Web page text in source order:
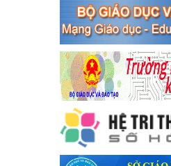
Ngày ban hành: 04/03/2024
Kế hoạch thực hiện Chỉ thị số 16/
của Thủ tướng Chính phủ về
tranh tội phạm, vi phạm pháp
tổ chức đánh bạc và đánh bạc
Kế hoạch thực hiện Chỉ thị số 16/
Thủ tướng Chính phủ về tăng
phạm, vi phạm pháp luật liên quan
bạc và đánh bạc